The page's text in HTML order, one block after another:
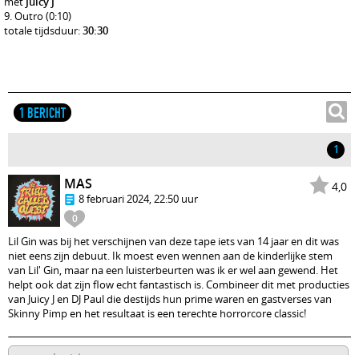
Outro (0:10)
totale tijdsduur:30:30
1 BERICHT
1
4,0
0
MAS
8 februari 2024, 22:50 uur
Lil Gin was bij het verschijnen van deze tape iets van 14 jaar en dit was
niet eens zijn debuut. Ik moest even wennen aan de kinderlijke stem
van Lil' Gin, maar na een luisterbeurten was ik er wel aan gewend. Het
helpt ook dat zijn flow echt fantastisch is. Combineer dit met producties
van Juicy J en DJ Paul die destijds hun prime waren en gastverses van
Skinny Pimp en het resultaat is een terechte horrorcore classic!